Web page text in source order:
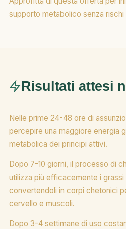
supporto metabolico senza
Risultati attesi
Nelle prime 24-48 ore di
percepire una maggiore energia
metabolica dei principi attivi.
Dopo 7-10 giorni, il processo di
utilizza più efficacemente i grassi
convertendoli in corpi chetonici
cervello e muscoli.
Dopo 3-4 settimane di uso